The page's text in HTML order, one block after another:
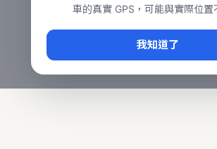
車的真實 GPS，可能與實際位置
我知道了